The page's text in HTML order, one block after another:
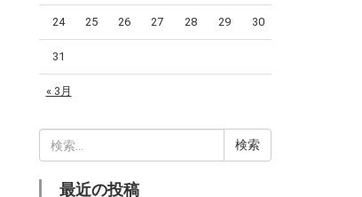
« 3月
24 25 26 27 28 29 30
31
索:
最近の投稿